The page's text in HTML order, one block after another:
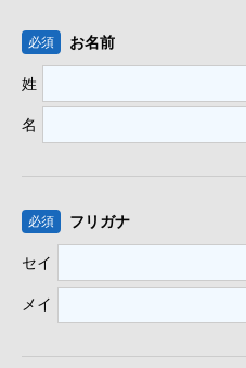
必須 お名前
姓
名
必須 フリガナ
セイ
メイ